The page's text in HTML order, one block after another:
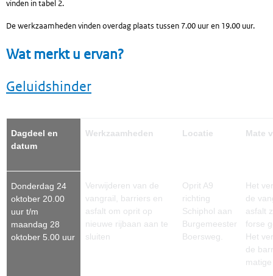
vinden in tabel 2.
De werkzaamheden vinden overdag plaats tussen 7.00 uur en 19.00 uur.
Wat merkt u ervan?
Geluidshinder
Dagdeel en
datum
Werkzaamheden Locatie Mate
Donderdag 24
oktober 20.00
uur t/m
maandag 28
oktober 5.00 uur
Verwijderen van de
vangrail, barriers en
asfalt om oprit op
nieuwe rijbaan aan te
sluiten
Oprit A9
richting
Schiphol aan
Burgemeester
Boersweg.
Het
de
asfalt
forse
Het
de